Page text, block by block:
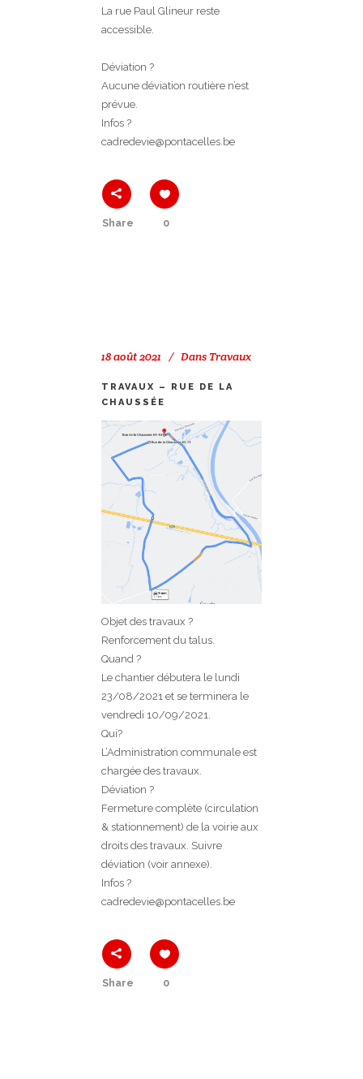
La rue Paul Glineur reste
accessible.
Déviation ?
Aucune déviation routière n’est
prévue.
Infos ?
cadredevie@pontacelles.be
Share 0
18 août 2021 Dans Travaux
TRAVAUX – RUE DE LA
CHAUSSÉE
Objet des travaux ?
Renforcement du talus.
Quand ?
Le chantier débutera le lundi
23/08/2021 et se terminera le
vendredi 10/09/2021.
Qui?
L’Administration communale est
chargée des travaux.
Déviation ?
Fermeture complète (circulation
& stationnement) de la voirie aux
droits des travaux. Suivre
déviation (voir annexe).
Infos ?
cadredevie@pontacelles.be
Share 0